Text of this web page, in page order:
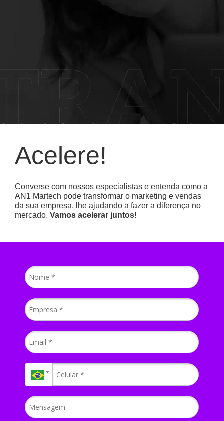
Acelere!
Converse com nossos especialistas e entenda como a
AN1 Martech pode transformar o marketing e vendas
da sua empresa, lhe ajudando a fazer a diferença no
mercado. Vamos acelerar juntos!